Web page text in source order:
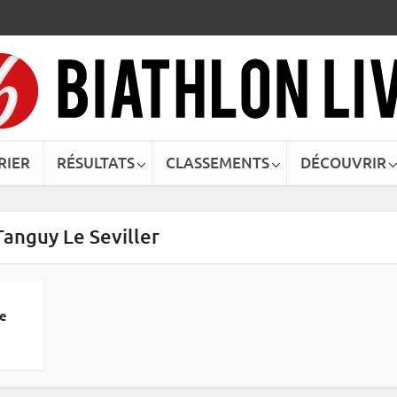
RÉSULTATS CLASSEMENTS DÉCOUVRIR
Le Seviller